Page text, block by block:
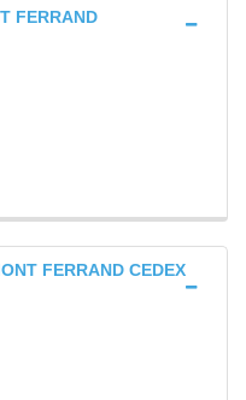
FERRAND
FERRAND CEDEX